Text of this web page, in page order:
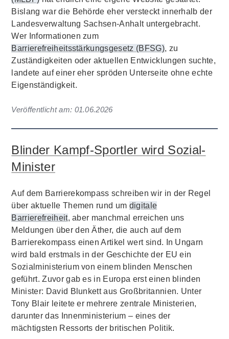
Bislang war die Behörde eher versteckt innerhalb der
Landesverwaltung Sachsen-Anhalt untergebracht.
Wer Informationen zum
Barrierefreiheitsstärkungsgesetz (BFSG), zu
Zuständigkeiten oder aktuellen Entwicklungen suchte,
landete auf einer eher spröden Unterseite ohne echte
Eigenständigkeit.
Veröffentlicht am: 01.06.2026
Blinder Kampf-Sportler wird Sozial-
Minister
Auf dem Barrierekompass schreiben wir in der Regel
über aktuelle Themen rund um digitale
Barrierefreiheit, aber manchmal erreichen uns
Meldungen über den Äther, die auch auf dem
Barrierekompass einen Artikel wert sind. In Ungarn
wird bald erstmals in der Geschichte der EU ein
Sozialministerium von einem blinden Menschen
geführt. Zuvor gab es in Europa erst einen blinden
Minister: David Blunkett aus Großbritannien. Unter
Tony Blair leitete er mehrere zentrale Ministerien,
darunter das Innenministerium – eines der
mächtigsten Ressorts der britischen Politik.